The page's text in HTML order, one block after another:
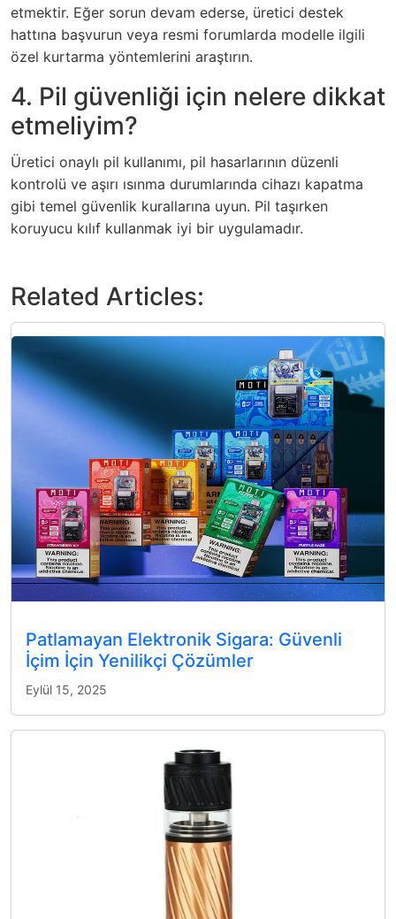
etmektir. Eğer sorun devam ederse, üretici destek
hattına başvurun veya resmi forumlarda modelle ilgili
özel kurtarma yöntemlerini araştırın.
4. Pil güvenliği için nelere dikkat
etmeliyim?
Üretici onaylı pil kullanımı, pil hasarlarının düzenli
kontrolü ve aşırı ısınma durumlarında cihazı kapatma
gibi temel güvenlik kurallarına uyun. Pil taşırken
koruyucu kılıf kullanmak iyi bir uygulamadır.
Related Articles:
Patlamayan Elektronik Sigara: Güvenli
İçim İçin Yenilikçi Çözümler
Eylül 15, 2025